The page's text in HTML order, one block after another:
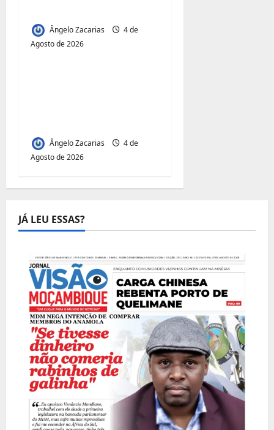
Ângelo Zacarias
4 de
Agosto de 2026
Jornal Visão Moçambique
Ângelo Zacarias
4 de
Agosto de 2026
JÁ LEU ESSAS?